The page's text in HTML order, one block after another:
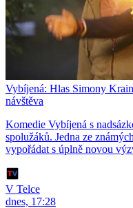
Vybíjená: Hlas Simony
návštěva
Komedie Vybíjená s
spolužáků. Jedna ze
vypořádat s úplně novou
V Telce
dnes, 17:28